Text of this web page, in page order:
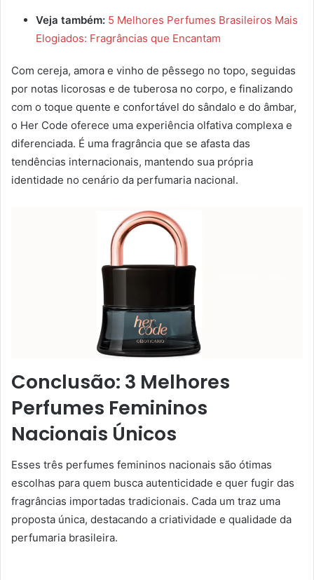
Veja também: 5 Melhores Perfumes Brasileiros Mais
Elogiados: Fragrâncias que Encantam
Com cereja, amora e vinho de pêssego no topo, seguidas
por notas licorosas e de tuberosa no corpo, e finalizando
com o toque quente e confortável do sândalo e do âmbar,
o Her Code oferece uma experiência olfativa complexa e
diferenciada. É uma fragrância que se afasta das
tendências internacionais, mantendo sua própria
identidade no cenário da perfumaria nacional.
Conclusão: 3 Melhores
Perfumes Femininos
Nacionais Únicos
Esses três perfumes femininos nacionais são ótimas
escolhas para quem busca autenticidade e quer fugir das
fragrâncias importadas tradicionais. Cada um traz uma
proposta única, destacando a criatividade e qualidade da
perfumaria brasileira.